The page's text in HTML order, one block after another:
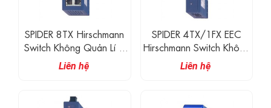
SPIDER 8TX Hirschmann
Switch Không Quản Lí 8
Cổng 100M RJ45
Liên hệ
SPIDER 4TX/1FX EEC
Hirschmann Switch Không
Quản Lí 4 Cổng 100M
RJ45, 1 Cổng 100M
Liên hệ